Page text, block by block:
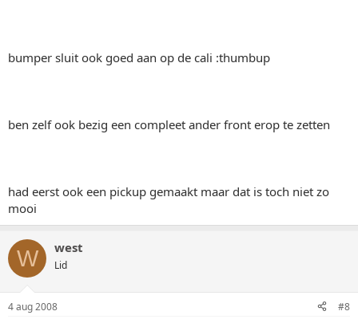
bumper sluit ook goed aan op de cali :thumbup
ben zelf ook bezig een compleet ander front erop te zetten
had eerst ook een pickup gemaakt maar dat is toch niet zo
mooi
W west
Lid
4 aug 2008 #8